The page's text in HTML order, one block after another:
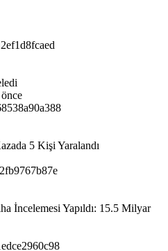
5 Kişi Yaralandı
İncelemesi Yapıldı: 15.5 Milyar